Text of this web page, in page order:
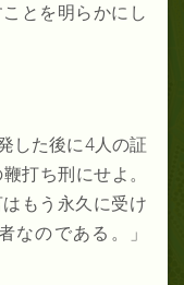
とを明らかにし
した後に4人の証
打ち刑にせよ。
もう永久に受け
なのである。」